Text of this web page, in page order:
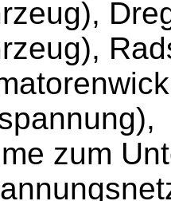
zum